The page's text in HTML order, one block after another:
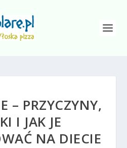
– PRZYCZYNY,
I JAK JE
NA DIECIE